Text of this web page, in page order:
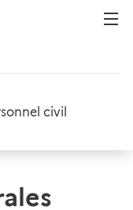
civil